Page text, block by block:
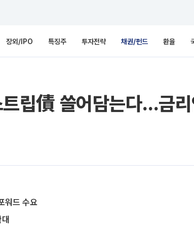
장외/IPO 특징주 투자전략 채권/펀드 환율
립債 쓸어담는다…금리
워드 수요